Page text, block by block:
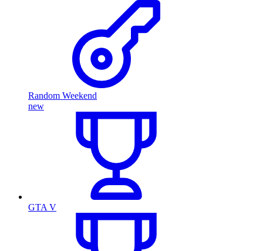
Random Weekend
new
GTA V